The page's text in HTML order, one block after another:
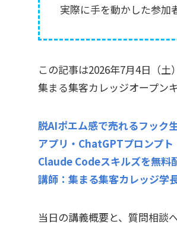
実際に手を動かした参加
この記事は2026年7月4日（土
集まる集客カレッジオープン
脱AIポエム感で売れるフック
アプリ・ChatGPTプロンプト
Claude Codeスキルズを無料
講師：集まる集客カレッジ
当日の講義概要と、質問相談